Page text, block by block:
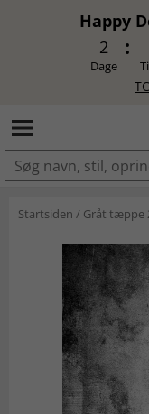
Happy
2
Dage
Startsiden / Gråt tæppe